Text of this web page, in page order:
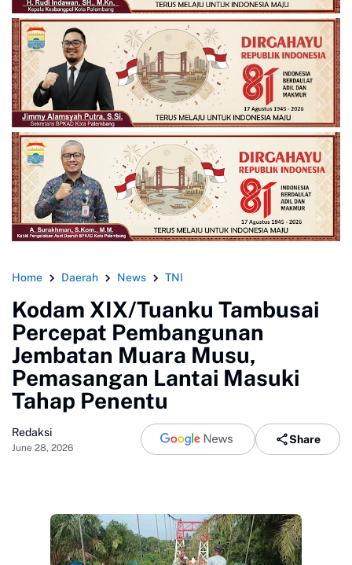
Home Daerah News TNI
Kodam XIX/Tuanku Tambusai
Percepat Pembangunan
Jembatan Muara Musu,
Pemasangan Lantai Masuki
Tahap Penentu
Redaksi
June 28, 2026
Share